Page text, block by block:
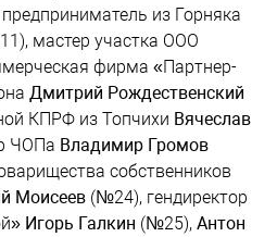
из Горняка
мастер участка ООО
фирма «Партнер-
Дмитрий Рождественский
КПРФ из Топчихи Вячеслав
ЧОПа Владимир Громов
собственников
Моисеев (№24), гендиректор
Игорь Галкин (№25), Антон